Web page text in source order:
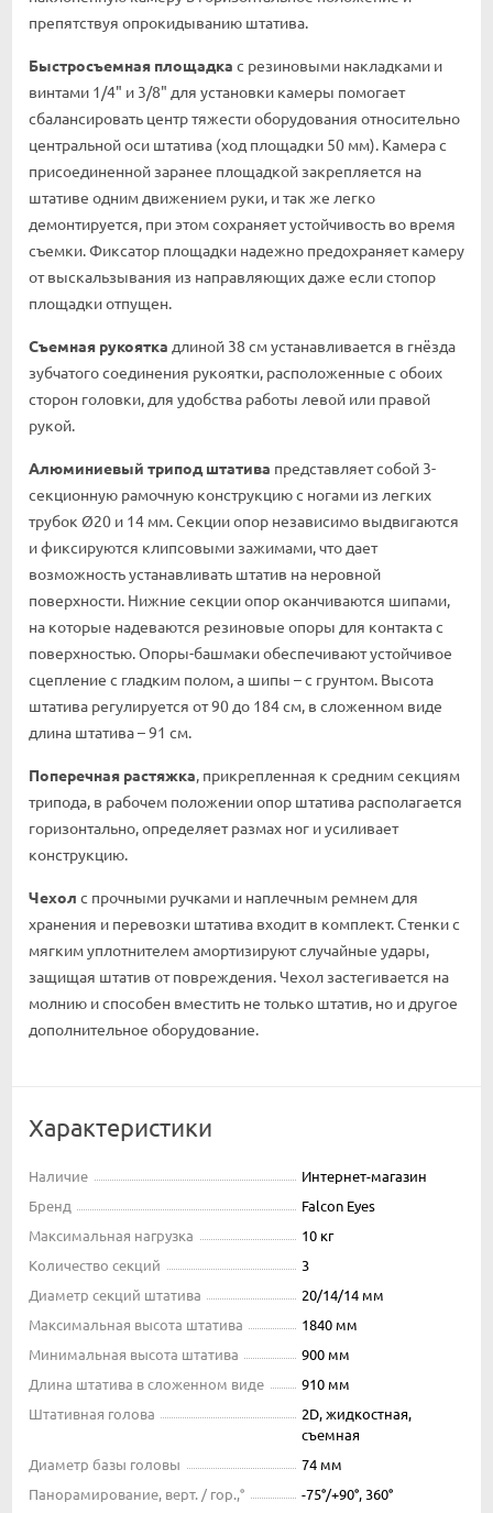
препятствуя опрокидыванию штатива.
Быстросъемная площадка с резиновыми накладками и
винтами 1/4" и 3/8" для установки камеры помогает
сбалансировать центр тяжести оборудования относительно
центральной оси штатива (ход площадки 50 мм). Камера с
присоединенной заранее площадкой закрепляется на
штативе одним движением руки, и так же легко
демонтируется, при этом сохраняет устойчивость во время
съемки. Фиксатор площадки надежно предохраняет камеру
от выскальзывания из направляющих даже если стопор
площадки отпущен.
Съемная рукоятка длиной 38 см устанавливается в гнёзда
зубчатого соединения рукоятки, расположенные с обоих
сторон головки, для удобства работы левой или правой
рукой.
Алюминиевый трипод штатива представляет собой 3-
секционную рамочную конструкцию с ногами из легких
трубок Ø20 и 14 мм. Секции опор независимо выдвигаются
и фиксируются клипсовыми зажимами, что дает
возможность устанавливать штатив на неровной
поверхности. Нижние секции опор оканчиваются шипами,
на которые надеваются резиновые опоры для контакта с
поверхностью. Опоры-башмаки обеспечивают устойчивое
сцепление с гладким полом, а шипы – с грунтом. Высота
штатива регулируется от 90 до 184 см, в сложенном виде
длина штатива – 91 см.
Поперечная растяжка, прикрепленная к средним секциям
трипода, в рабочем положении опор штатива располагается
горизонтально, определяет размах ног и усиливает
конструкцию.
Чехол с прочными ручками и наплечным ремнем для
хранения и перевозки штатива входит в комплект. Стенки с
мягким уплотнителем амортизируют случайные удары,
защищая штатив от повреждения. Чехол застегивается на
молнию и способен вместить не только штатив, но и другое
дополнительное оборудование.
Характеристики
Наличие
Интернет-магазин
Бренд
Falcon Eyes
Максимальная нагрузка
10 кг
Количество секций
3
Диаметр секций штатива
20/14/14 мм
Максимальная высота штатива
1840 мм
Минимальная высота штатива
900 мм
Длина штатива в сложенном виде
910 мм
Штативная голова
2D, жидкостная,
съемная
Диаметр базы головы
74 мм
Панорамирование, верт. / гор.,°
-75°/+90°, 360°